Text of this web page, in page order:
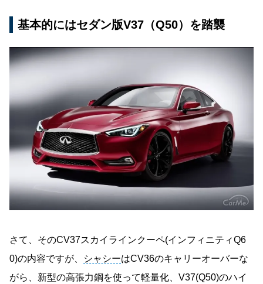
基本的にはセダン版V37（Q50）を踏襲
さて、そのCV37スカイラインクーペ(インフィニティQ6
0)の内容ですが、
シャシーはCV36のキャリーオーバーな
がら、新型の高張力鋼を使って軽量化、V37(Q50)のハイ